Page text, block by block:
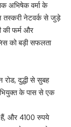
अभिषेक वर्मा के
तस्करी नेटवर्क से जुड़े
की फर्म और
को बड़ी सफलता
दुद्धी से सुबह
के पास से एक
हैं, और 4100 रुपये